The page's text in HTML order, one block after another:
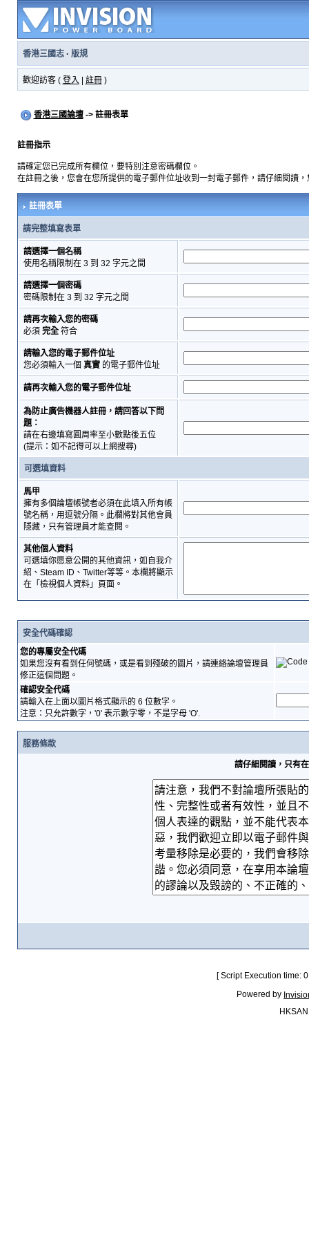
香港三國志· 版規
歡迎訪客 ( 登入 註冊)
香港三國論壇-> 註冊表單
註冊指示
請確定您已完成所有欄位，要特別注意密碼欄位。
在註冊之後，您會在您所提供的電子郵件位址收到一封電子郵件，請仔細閱讀
註冊表單
請完整填寫表單
請選擇一個名稱
使用名稱限制在 3 到 32 字元之間
請選擇一個密碼
密碼限制在 3 到 32 字元之間
請再次輸入您的密碼
必須 完全符合
請輸入您的電子郵件位址
您必須輸入一個 真實的電子郵件位址
請再次輸入您的電子郵件位址
為防止廣告機器人註冊，請回答以下問
題：
請在右邊填寫圓周率至小數點後五位
(提示：如不記得可以上網搜尋)
可選填資料
馬甲
擁有多個論壇帳號者必須在此填入所有帳
號名稱，用逗號分隔。此欄將對其他會員
隱藏，只有管理員才能查閱。
其他個人資料
可選填你愿意公開的其他資訊，如自我介
紹、Steam ID、Twitter等等。本欄將顯示
在「檢視個人資料」頁面。
安全代碼確認
您的專屬安全代碼
如果您沒有看到任何號碼，或是看到殘破的圖片，請連絡論壇管理員
修正這個問題。
確認安全代碼
請輸入在上面以圖片格式顯示的 6 位數字。
注意：只允許數字，'0' 表示數字零，不是字母 'O'.
服務條款
請仔細閱讀，只有
[ Script Execution time:
Powered by